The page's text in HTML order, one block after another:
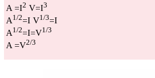
A =I2 V=I3
A1/2=I V1/3=I
A1/2=I=V1/3
A =V2/3